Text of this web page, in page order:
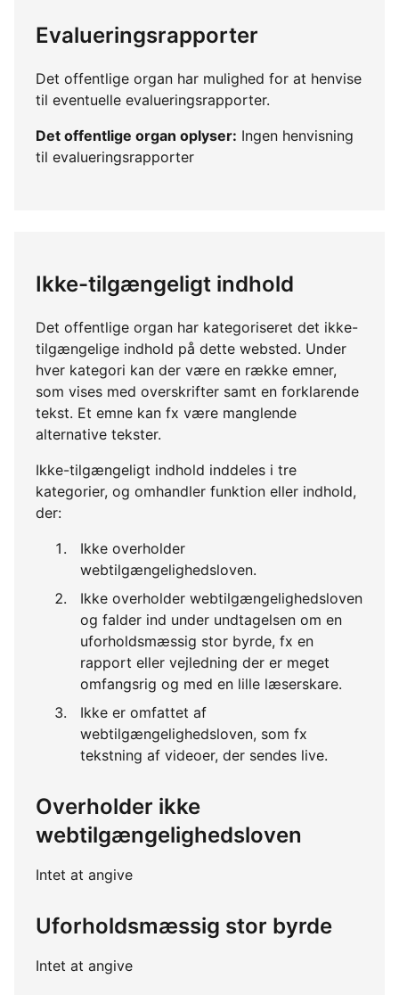
Evalueringsrapporter
Det offentlige organ har mulighed for at henvise
til eventuelle evalueringsrapporter.
Det offentlige organ oplyser: Ingen henvisning
til evalueringsrapporter
Ikke-tilgængeligt indhold
Det offentlige organ har kategoriseret det ikke-
tilgængelige indhold på dette websted. Under
hver kategori kan der være en række emner,
som vises med overskrifter samt en forklarende
tekst. Et emne kan fx være manglende
alternative tekster.
Ikke-tilgængeligt indhold inddeles i tre
kategorier, og omhandler funktion eller indhold,
der:
Ikke overholder
webtilgængelighedsloven.
Ikke overholder webtilgængelighedsloven
og falder ind under undtagelsen om en
uforholdsmæssig stor byrde, fx en
rapport eller vejledning der er meget
omfangsrig og med en lille læserskare.
Ikke er omfattet af
webtilgængelighedsloven, som fx
tekstning af videoer, der sendes live.
Overholder ikke
webtilgængelighedsloven
Intet at angive
Uforholdsmæssig stor byrde
Intet at angive